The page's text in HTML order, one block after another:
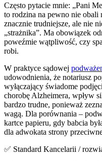
Często pytacie mnie: „Pani
to rodzina na pewno nie
znacznie trudniejsze, ale nie
„strażnika”. Ma obowiązek
poweźmie wątpliwość, czy
robi.
W praktyce sądowej
udowodnienia, że notariusz
wyłączający świadome
chorobę Alzheimera, wpływ
bardzo trudne, ponieważ
wagą. Dla porównania –
kartce papieru, gdy babcia
dla adwokata strony
✅ Standard Kancelarii /